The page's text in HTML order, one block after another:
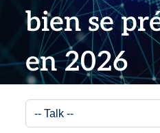
bien se
en 2026